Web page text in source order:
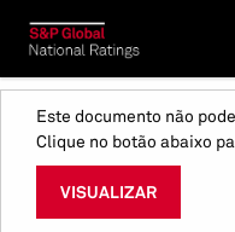
Este documento não
Clique no botão abaixo
VISUALIZAR